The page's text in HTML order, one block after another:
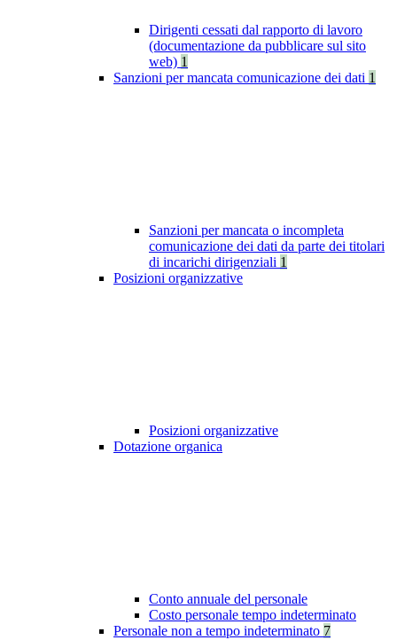
Dirigenti cessati dal rapporto di lavoro
(documentazione da pubblicare sul sito
web) 1
Sanzioni per mancata comunicazione dei dati 1
Sanzioni per mancata o incompleta
comunicazione dei dati da parte dei titolari
di incarichi dirigenziali 1
Posizioni organizzative
Posizioni organizzative
Dotazione organica
Conto annuale del personale
Costo personale tempo indeterminato
Personale non a tempo indeterminato 7